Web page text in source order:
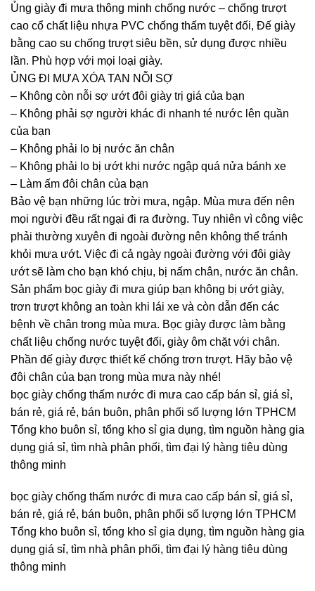
Ủng giày đi mưa thông minh chống nước – chống trượt
cao cổ chất liệu nhựa PVC chống thấm tuyệt đối, Đế giày
bằng cao su chống trượt siêu bền, sử dụng được nhiều
lần. Phù hợp với mọi loại giày.
ỦNG ĐI MƯA XÓA TAN NỖI SỢ
– Không còn nỗi sợ ướt đôi giày trị giá của bạn
– Không phải sợ người khác đi nhanh té nước lên quần
của bạn
– Không phải lo bị nước ăn chân
– Không phải lo bị ướt khi nước ngập quá nửa bánh xe
– Làm ấm đôi chân của bạn
Bảo vệ bạn những lúc trời mưa, ngập. Mùa mưa đến nên
mọi người đều rất ngại đi ra đường. Tuy nhiên vì công việc
phải thường xuyên đi ngoài đường nên không thể tránh
khỏi mưa ướt. Việc đi cả ngày ngoài đường với đôi giày
ướt sẽ làm cho bạn khó chịu, bị nấm chân, nước ăn chân.
Sản phẩm bọc giày đi mưa giúp bạn không bị ướt giày,
trơn trượt không an toàn khi lái xe và còn dẫn đến các
bệnh về chân trong mùa mưa. Bọc giày được làm bằng
chất liệu chống nước tuyệt đối, giày ôm chặt với chân.
Phần đế giày được thiết kế chống trơn trượt. Hãy bảo vệ
đôi chân của bạn trong mùa mưa này nhé!
bọc giày chống thấm nước đi mưa cao cấp bán sỉ, giá sỉ,
bán rẻ, giá rẻ, bán buôn, phân phối số lượng lớn TPHCM
Tổng kho buôn sỉ, tổng kho sỉ gia dụng, tìm nguồn hàng gia
dụng giá sỉ, tìm nhà phân phối, tìm đại lý hàng tiêu dùng
thông minh
bọc giày chống thấm nước đi mưa cao cấp bán sỉ, giá sỉ,
bán rẻ, giá rẻ, bán buôn, phân phối số lượng lớn TPHCM
Tổng kho buôn sỉ, tổng kho sỉ gia dụng, tìm nguồn hàng gia
dụng giá sỉ, tìm nhà phân phối, tìm đại lý hàng tiêu dùng
thông minh